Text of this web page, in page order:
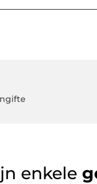
enkele